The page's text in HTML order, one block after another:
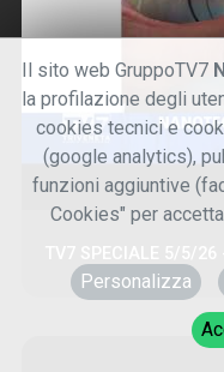
Il sito web GruppoTV7
la profilazione degli
cookies tecnici e
(google analytics),
funzioni aggiuntive
Cookies" per
Personalizza